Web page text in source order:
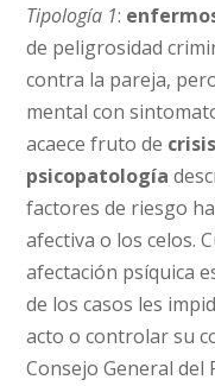
Tipología 1:
de peligrosidad
contra la pareja,
mental con
acaece fruto de
psicopatología
factores de riesgo
afectiva o los celos.
afectación psíquica
de los casos les
acto o controlar su
Consejo General del